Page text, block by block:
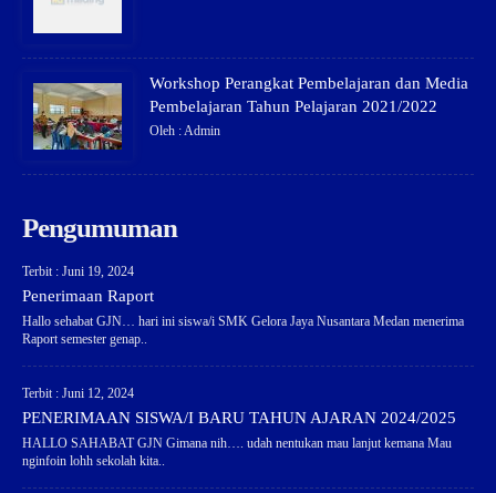
Workshop Perangkat Pembelajaran dan Media
Pembelajaran Tahun Pelajaran 2021/2022
Oleh : Admin
Pengumuman
Terbit : Juni 19, 2024
Penerimaan Raport
Hallo sehabat GJN… hari ini siswa/i SMK Gelora Jaya Nusantara Medan menerima
Raport semester genap..
Terbit : Juni 12, 2024
PENERIMAAN SISWA/I BARU TAHUN AJARAN 2024/2025
HALLO SAHABAT GJN Gimana nih…. udah nentukan mau lanjut kemana Mau
nginfoin lohh sekolah kita..